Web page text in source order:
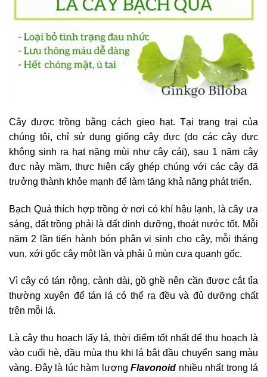
Cây được trồng bằng cách gieo hạt. Tại trang trại của
chúng tôi, chỉ sử dụng giống cây đực (do các cây đực
không sinh ra hạt nặng mùi như cây cái), sau 1 năm cây
đực nảy mầm, thực hiện cấy ghép chúng với các cây đã
trưởng thành khỏe mạnh để làm tăng khả năng phát triển.
Bạch Quả thích hợp trồng ở nơi có khí hậu lạnh, là cây ưa
sáng, đất trồng phải là đất dinh dưỡng, thoát nước tốt. Mỗi
năm 2 lần tiến hành bón phân vi sinh cho cây, mỗi tháng
vun, xới gốc cây một lần và phải ủ mùn cưa quanh gốc.
Vì cây có tán rộng, cành dài, gồ ghề nên cần được cắt tỉa
thường xuyên để tán lá có thể ra đều và đủ dưỡng chất
trên mỗi lá.
Là cây thu hoạch lấy lá, thời điểm tốt nhất để thu hoạch là
vào cuối hè, đầu mùa thu khi lá bắt đầu chuyển sang màu
vàng. Đây là lúc hàm lượng Flavonoid nhiều nhất trong lá